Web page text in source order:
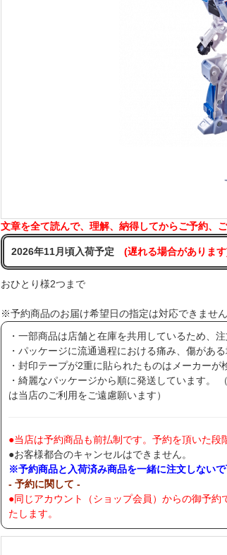
文章を全て読んで、理解、納得してからご予約、
2026年11月頃入荷予定 (遅れる場合がありま
おひとり様2つまで
※予約商品のお届け希望日の指定は対応できません
・一部商品は店舗と在庫を共用しているため、
・パッケージに流通過程における痛み、傷があ
・封印テープが2重に貼られたものはメーカー
・綺麗なパッケージから順に発送しています。
は当店のご利用をご遠慮願います）
●当店は予約商品も前払制です。予約を頂いた段
●お客様都合のキャンセルはできません。
※予約商品と入荷済み商品を一緒に注文しない
- 予約に関して -
●同じアカウント（ショップ会員）からの御予
たします。